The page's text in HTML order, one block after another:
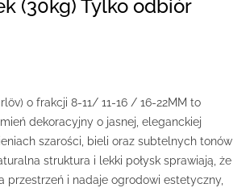
o frakcji 8-11/ 11-16 / 16-22MM to
dekoracyjny o jasnej, eleganckiej
szarości, bieli oraz subtelnych tonów
struktura i lekki połysk sprawiają, że
przestrzeń i nadaje ogrodowi estetyczny,